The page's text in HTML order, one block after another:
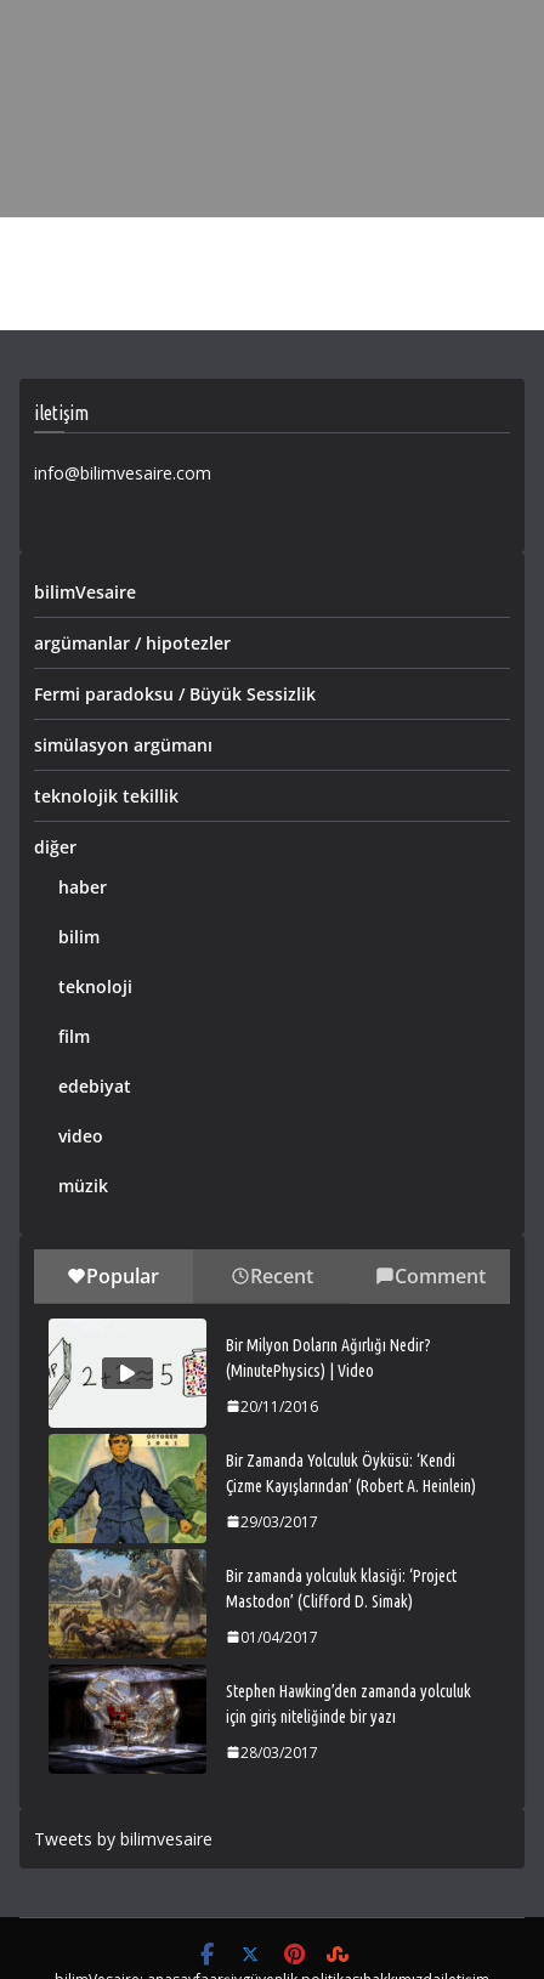
iletişim
info@bilimvesaire.com
bilimVesaire
argümanlar / hipotezler
Fermi paradoksu / Büyük Sessizlik
simülasyon argümanı
teknolojik tekillik
diğer
haber
bilim
teknoloji
film
edebiyat
video
müzik
Popular Recent Comment
Bir Milyon Doların Ağırlığı Nedir?
(MinutePhysics) | Video
20/11/2016
Bir Zamanda Yolculuk Öyküsü: ‘Kendi
Çizme Kayışlarından’ (Robert A. Heinlein)
29/03/2017
Bir zamanda yolculuk klasiği: ‘Project
Mastodon’ (Clifford D. Simak)
01/04/2017
Stephen Hawking’den zamanda yolculuk
için giriş niteliğinde bir yazı
28/03/2017
Tweets by bilimvesaire